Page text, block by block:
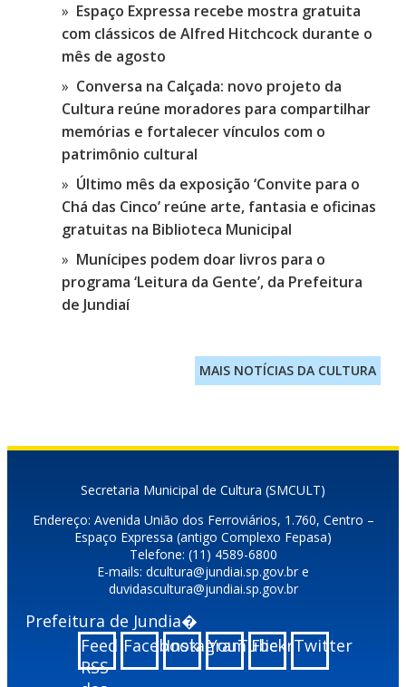
Espaço Expressa recebe mostra gratuita
com clássicos de Alfred Hitchcock durante o
mês de agosto
Conversa na Calçada: novo projeto da
Cultura reúne moradores para compartilhar
memórias e fortalecer vínculos com o
patrimônio cultural
Último mês da exposição ‘Convite para o
Chá das Cinco’ reúne arte, fantasia e oficinas
gratuitas na Biblioteca Municipal
Munícipes podem doar livros para o
programa ‘Leitura da Gente’, da Prefeitura
de Jundiaí
MAIS NOTÍCIAS DA CULTURA
Secretaria Municipal de Cultura (SMCULT)
Endereço: Avenida União dos Ferroviários, 1.760, Centro –
Espaço Expressa (antigo Complexo Fepasa)
Telefone: (11) 4589-6800
E-mails: dcultura@jundiai.sp.gov.br e
duvidascultura@jundiai.sp.gov.br
Prefeitura de Jundia�
Feed
RSS
FacebookInstagram
YouTube
FlickrTwitter